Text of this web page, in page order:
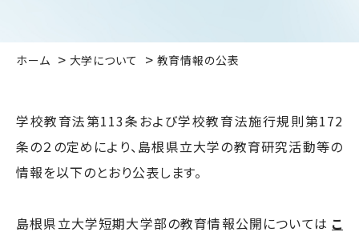
ホーム 大学について 教育情報の公表
学校教育法第113条および学校教育法施行規則第172
条の２の定めにより、島根県立大学の教育研究活動等の
情報を以下のとおり公表します。
島根県立大学短期大学部の教育情報公開については こ